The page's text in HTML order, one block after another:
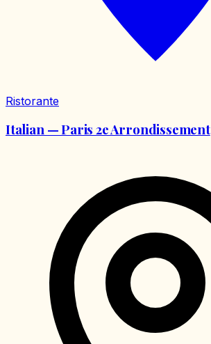
Ristorante
Italian — Paris 2e Arrondissement